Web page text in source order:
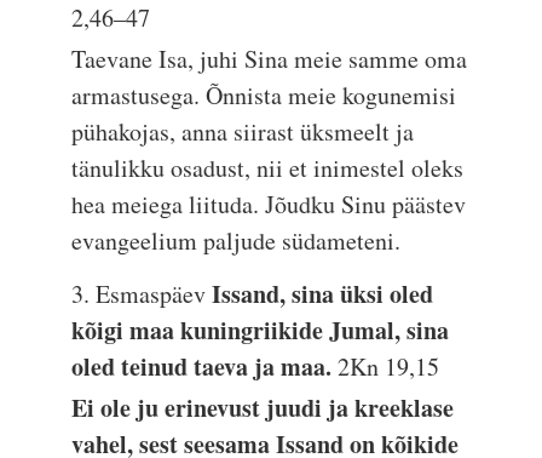
2,46–47
Taevane Isa, juhi Sina meie samme oma
armastusega. Õnnista meie kogunemisi
pühakojas, anna siirast üksmeelt ja
tänulikku osadust, nii et inimestel oleks
hea meiega liituda. Jõudku Sinu päästev
evangeelium paljude südameteni.
3. EsmaspäevIssand, sina üksi oled
kõigi maa kuningriikide Jumal, sina
oled teinud taeva ja maa.2Kn 19,15
Ei ole ju erinevust juudi ja kreeklase
vahel, sest seesama Issand on kõikide